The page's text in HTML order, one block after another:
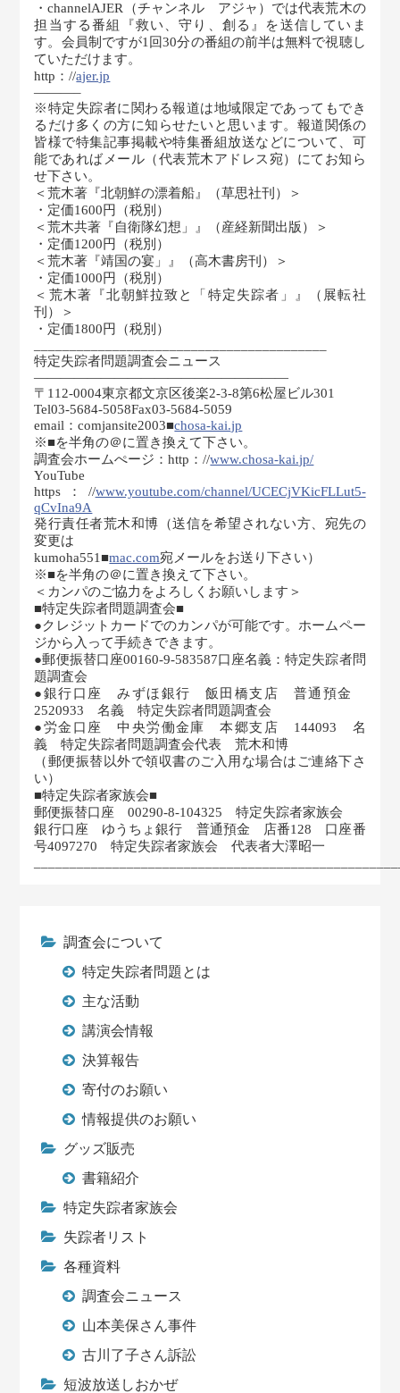
・channelAJER（チャンネル アジャ）では代表荒木の
担当する番組『救い、守り、創る』を送信していま
す。会員制ですが1回30分の番組の前半は無料で視聴し
ていただけます。
http：//ajer.jp
———–
※特定失踪者に関わる報道は地域限定であってもでき
るだけ多くの方に知らせたいと思います。報道関係の
皆様で特集記事掲載や特集番組放送などについて、可
能であればメール（代表荒木アドレス宛）にてお知ら
せ下さい。
＜荒木著『北朝鮮の漂着船』（草思社刊）＞
・定価1600円（税別）
＜荒木共著『自衛隊幻想」』（産経新聞出版）＞
・定価1200円（税別）
＜荒木著『靖国の宴」』（高木書房刊）＞
・定価1000円（税別）
＜荒木著『北朝鮮拉致と「特定失踪者」』（展転社
刊）＞
・定価1800円（税別）
特定失踪者問題調査会ニュース
———————————————————
〒112-0004東京都文京区後楽2-3-8第6松屋ビル301
Tel03-5684-5058Fax03-5684-5059
email：comjansite2003■chosa-kai.jp
※■を半角の＠に置き換えて下さい。
調査会ホームぺージ：http：//www.chosa-kai.jp/
YouTube
https：//www.youtube.com/channel/UCECjVKicFLLut5-
qCvIna9A
発行責任者荒木和博（送信を希望されない方、宛先の
変更は
kumoha551■mac.com宛メールをお送り下さい）
※■を半角の＠に置き換えて下さい。
＜カンパのご協力をよろしくお願いします＞
■特定失踪者問題調査会■
●クレジットカードでのカンパが可能です。ホームペー
ジから入って手続きできます。
●郵便振替口座00160-9-583587口座名義：特定失踪者問
題調査会
●銀行口座 みずほ銀行 飯田橋支店 普通預金
2520933 名義 特定失踪者問題調査会
●労金口座 中央労働金庫 本郷支店 144093 名
義 特定失踪者問題調査会代表 荒木和博
（郵便振替以外で領収書のご入用な場合はご連絡下さ
い）
■特定失踪者家族会■
郵便振替口座 00290-8-104325 特定失踪者家族会
銀行口座 ゆうちょ銀行 普通預金 店番128 口座番
号4097270 特定失踪者家族会 代表者大澤昭一
調査会について
特定失踪者問題とは
主な活動
講演会情報
決算報告
寄付のお願い
情報提供のお願い
グッズ販売
書籍紹介
特定失踪者家族会
失踪者リスト
各種資料
調査会ニュース
山本美保さん事件
古川了子さん訴訟
短波放送しおかぜ